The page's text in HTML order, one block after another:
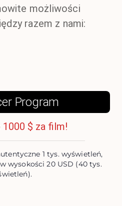
możliwości
razem z nami:
Program
1000 $ za film!
1 tys. wyświetleń,
wysokości 20 USD (40 tys.